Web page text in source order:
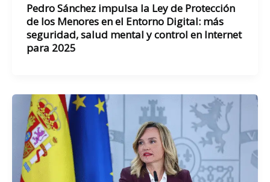
Pedro Sánchez impulsa la Ley de Protección
de los Menores en el Entorno Digital: más
seguridad, salud mental y control en Internet
para 2025